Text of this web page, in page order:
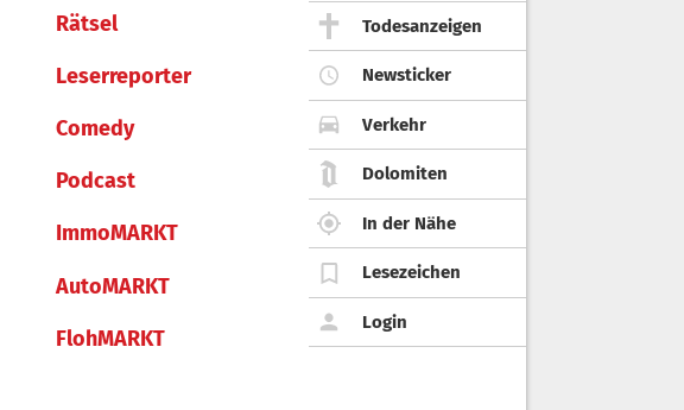
Rätsel
Leserreporter
Comedy
Podcast
ImmoMARKT
AutoMARKT
FlohMARKT
Todesanzeigen
Newsticker
Verkehr
Dolomiten
In der Nähe
Lesezeichen
Login